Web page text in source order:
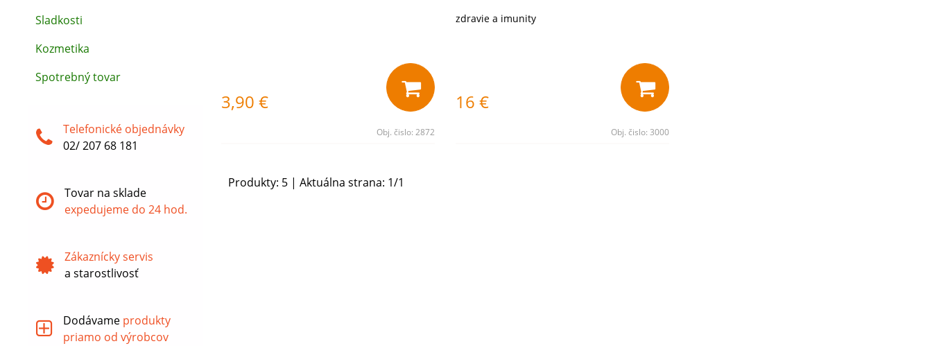
3,90 €
Obj. čislo: 2872
zdravie a imunity
16 €
Obj. čislo: 3000
Produkty: 5| Aktuálna strana: 1/1
Sladkosti
Kozmetika
Spotrebný tovar
Telefonické objednávky
02/ 207 68 181
Tovar na sklade
expedujeme do 24 hod.
Zákaznícky servis
a starostlivosť
Dodávame produkty
priamo od výrobcov